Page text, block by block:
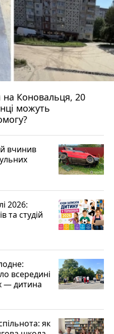
на Коновальця, 20
можуть
вчинив
2026:
та студій
всередині
— дитина
як